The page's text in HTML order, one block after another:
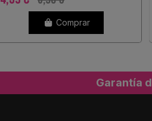
Comprar
Garantía